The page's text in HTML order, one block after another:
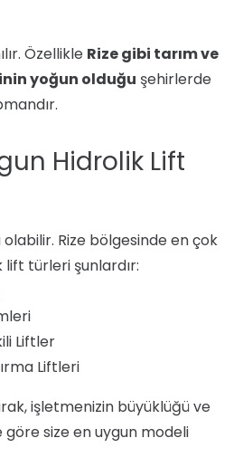
Özellikle Rize gibi tarım ve
yoğun olduğu şehirlerde
Hidrolik Lift
olabilir. Rize bölgesinde en çok
türleri şunlardır:
Liftler
Liftleri
işletmenizin büyüklüğü ve
göre size en uygun modeli